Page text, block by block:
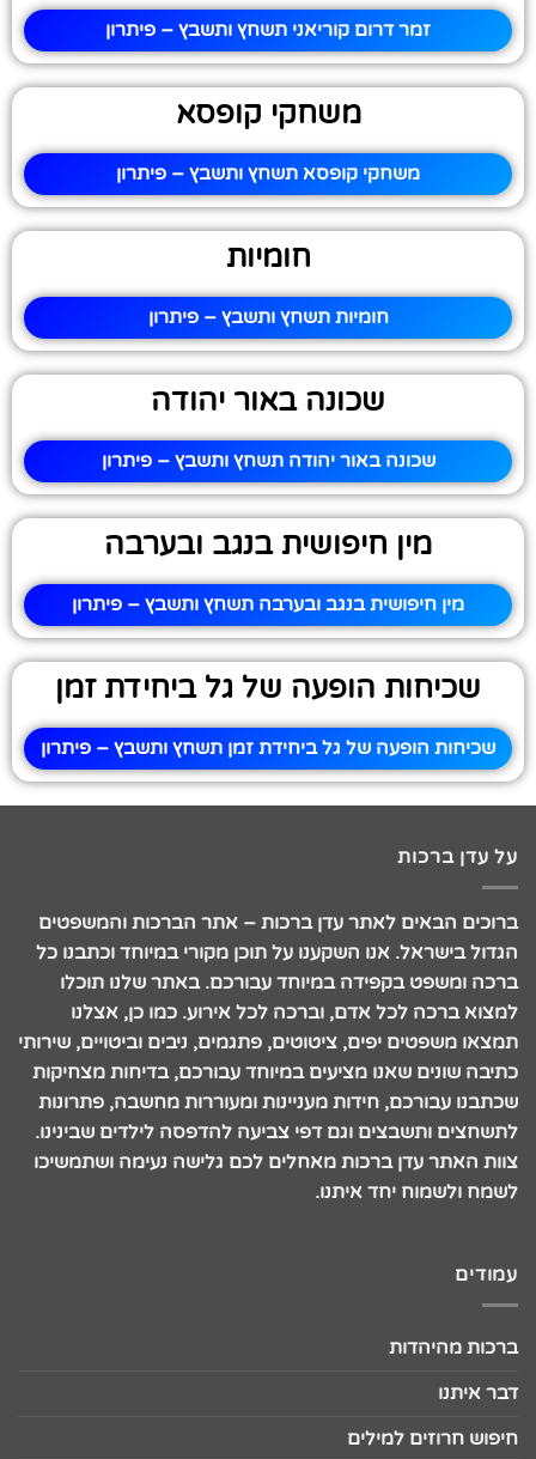
זמר דרום קוריאני תשחץ ותשבץ – פיתרון
משחקי קופסא
משחקי קופסא תשחץ ותשבץ – פיתרון
חומיות
חומיות תשחץ ותשבץ – פיתרון
שכונה באור יהודה
שכונה באור יהודה תשחץ ותשבץ – פיתרון
מין חיפושית בנגב ובערבה
מין חיפושית בנגב ובערבה תשחץ ותשבץ – פיתרון
שכיחות הופעה של גל ביחידת זמן
שכיחות הופעה של גל ביחידת זמן תשחץ ותשבץ – פיתרון
על עדן ברכות
ברוכים הבאים לאתר עדן ברכות – אתר הברכות והמשפטים
הגדול בישראל. אנו השקענו על תוכן מקורי במיוחד וכתבנו כל
ברכה ומשפט בקפידה במיוחד עבורכם. באתר שלנו תוכלו
למצוא ברכה לכל אדם, וברכה לכל אירוע. כמו כן, אצלנו
תמצאו משפטים יפים, ציטוטים, פתגמים, ניבים וביטויים, שירותי
כתיבה שונים שאנו מציעים במיוחד עבורכם, בדיחות מצחיקות
שכתבנו עבורכם, חידות מעניינות ומעוררות מחשבה, פתרונות
לתשחצים ותשבצים וגם דפי צביעה להדפסה לילדים שבינינו.
צוות האתר עדן ברכות מאחלים לכם גלישה נעימה ושתמשיכו
לשמח ולשמוח יחד איתנו.
עמודים
ברכות מהיהדות
דבר איתנו
חיפוש חרוזים למילים